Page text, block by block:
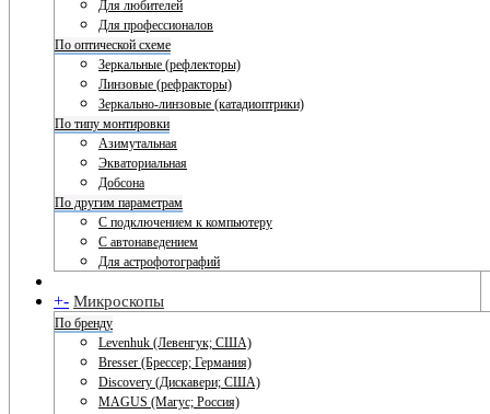
Для любителей
Для профессионалов
По оптической схеме
Зеркальные (рефлекторы)
Линзовые (рефракторы)
Зеркально-линзовые (катадиоптрики)
По типу монтировки
Азимутальная
Экваториальная
Добсона
По другим параметрам
С подключением к компьютеру
С автонаведением
Для астрофотографий
+- Микроскопы
По бренду
Levenhuk (Левенгук; США)
Bresser (Брессер; Германия)
Discovery (Дискавери; США)
MAGUS (Магус; Россия)